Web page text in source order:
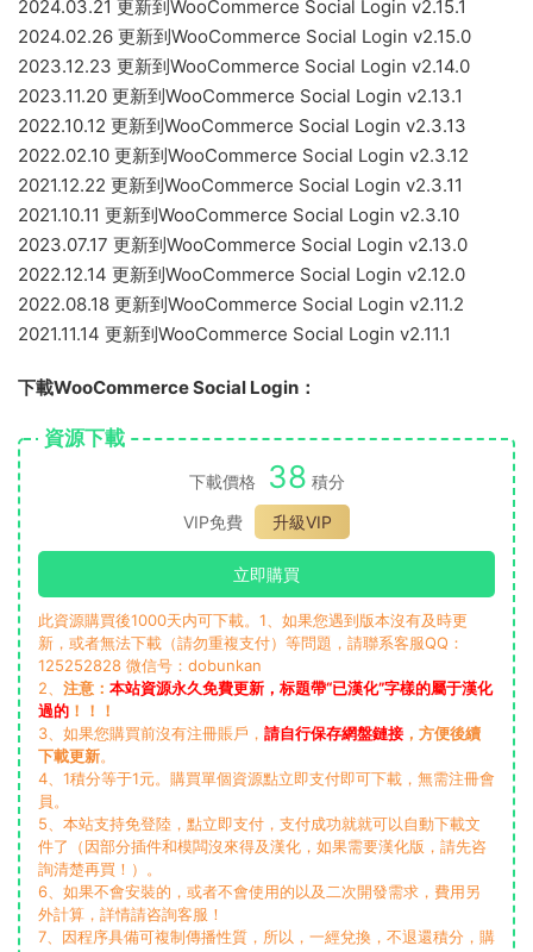
2024.03.21 更新到WooCommerce Social Login v2.15.1
2024.02.26 更新到WooCommerce Social Login v2.15.0
2023.12.23 更新到WooCommerce Social Login v2.14.0
2023.11.20 更新到WooCommerce Social Login v2.13.1
2022.10.12 更新到WooCommerce Social Login v2.3.13
2022.02.10 更新到WooCommerce Social Login v2.3.12
2021.12.22 更新到WooCommerce Social Login v2.3.11
2021.10.11 更新到WooCommerce Social Login v2.3.10
2023.07.17 更新到WooCommerce Social Login v2.13.0
2022.12.14 更新到WooCommerce Social Login v2.12.0
2022.08.18 更新到WooCommerce Social Login v2.11.2
2021.11.14 更新到WooCommerce Social Login v2.11.1
下載WooCommerce Social Login：
資源下載
下載價格 38 積分
VIP免費
升級VIP
立即購買
此資源購買後1000天内可下載。1、如果您遇到版本沒有及時更
新，或者無法下載（請勿重複支付）等問題，請聯系客服QQ：
125252828 微信号：dobunkan
2、 注意： 本站資源永久免費更新，标題帶“已漢化”字樣的屬于漢化
過的 ！！！
3、如果您購買前沒有注冊賬戶， 請自行保存網盤鏈接 ，方便後續
下載更新。
4、1積分等于1元。購買單個資源點立即支付即可下載，無需注冊會
員。
5、本站支持免登陸，點立即支付，支付成功就就可以自動下載文
件了（因部分插件和模闆沒來得及漢化，如果需要漢化版，請先咨
詢清楚再買！）。
6、如果不會安裝的，或者不會使用的以及二次開發需求，費用另
外計算，詳情請咨詢客服！
7、因程序具備可複制傳播性質，所以，一經兌換，不退還積分，購